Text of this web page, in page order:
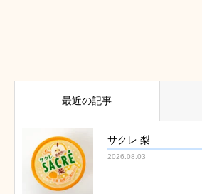
最近の記事
サクレ 梨
2026.08.03